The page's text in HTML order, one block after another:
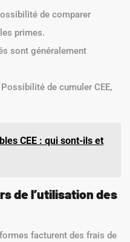
de comparer
primes.
sont généralement
Possibilité de cumuler CEE,
CEE : qui sont-ils et
de l’utilisation des
facturent des frais de